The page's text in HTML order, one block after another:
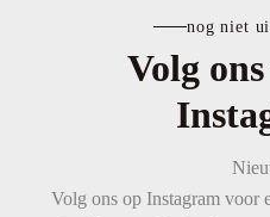
nog niet
Volg
Volg ons op Instagram voor